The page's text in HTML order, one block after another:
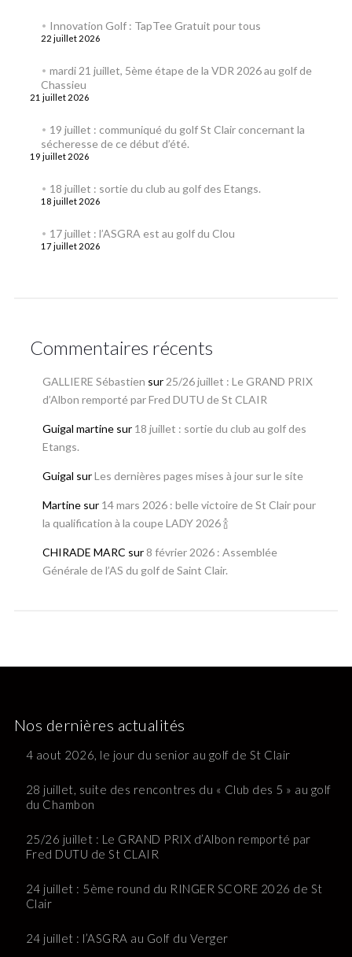
Innovation Golf : TapTee Gratuit pour tous
22 juillet 2026
mardi 21 juillet, 5ème étape de la VDR 2026 au golf de
Chassieu
21 juillet 2026
19 juillet : communiqué du golf St Clair concernant la
sécheresse de ce début d’été.
19 juillet 2026
18 juillet : sortie du club au golf des Etangs.
18 juillet 2026
17 juillet : l’ASGRA est au golf du Clou
17 juillet 2026
Commentaires récents
GALLIERE Sébastien sur 25/26 juillet : Le GRAND PRIX
d’Albon remporté par Fred DUTU de St CLAIR
Guigal martinesur 18 juillet : sortie du club au golf des
Etangs.
Guigal surLes dernières pages mises à jour sur le site
Martinesur 14 mars 2026 : belle victoire de St Clair pour
la qualification à la coupe LADY 2026 🍾
CHIRADE MARC sur 8 février 2026 : Assemblée
Générale de l’AS du golf de Saint Clair.
Nos dernières actualités
4 aout 2026, le jour du senior au golf de St Clair
28 juillet, suite des rencontres du « Club des 5 » au golf
du Chambon
25/26 juillet : Le GRAND PRIX d’Albon remporté par
Fred DUTU de St CLAIR
24 juillet : 5ème round du RINGER SCORE 2026 de St
Clair
24 juillet : l’ASGRA au Golf du Verger